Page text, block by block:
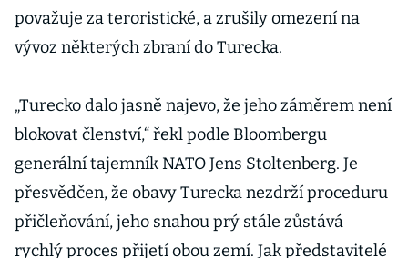
považuje za teroristické, a zrušily omezení na
vývoz některých zbraní do Turecka.
„Turecko dalo jasně najevo, že jeho záměrem není
blokovat členství,“ řekl podle Bloombergu
generální tajemník NATO Jens Stoltenberg. Je
přesvědčen, že obavy Turecka nezdrží proceduru
přičleňování, jeho snahou prý stále zůstává
rychlý proces přijetí obou zemí. Jak představitelé